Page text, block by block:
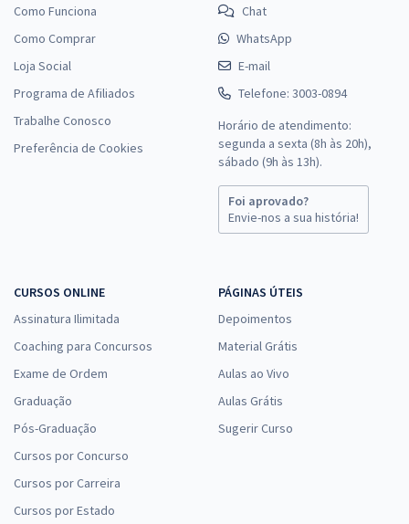
Como Funciona
Como Comprar
Loja Social
Programa de Afiliados
Trabalhe Conosco
Preferência de Cookies
Chat
WhatsApp
E-mail
Telefone: 3003-0894
Horário de atendimento:
segunda a sexta (8h às 20h),
sábado (9h às 13h).
Foi aprovado?
Envie-nos a sua história!
CURSOS ONLINE
Assinatura Ilimitada
Coaching para Concursos
Exame de Ordem
Graduação
Pós-Graduação
Cursos por Concurso
Cursos por Carreira
Cursos por Estado
PÁGINAS ÚTEIS
Depoimentos
Material Grátis
Aulas ao Vivo
Aulas Grátis
Sugerir Curso